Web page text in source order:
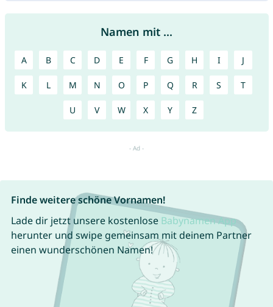
Namen mit ...
A B C D E F G H I J
K L M N O P Q R S T
U V W X Y Z
Finde weitere schöne Vornamen!
Lade dir jetzt unsere kostenlose Babynamen App
herunter und swipe gemeinsam mit deinem Partner
einen wunderschönen Namen!